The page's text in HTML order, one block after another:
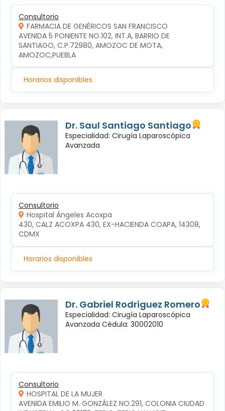
Consultorio
FARMACIA DE GENÉRICOS SAN FRANCISCO
AVENIDA 5 PONIENTE NO.102, INT.A, BARRIO DE
SANTIAGO, C.P.72980, AMOZOC DE MOTA,
AMOZOC,PUEBLA
Horarios disponibles
Dr. Saul Santiago Santiago
Especialidad: Cirugía Laparoscópica
Avanzada
Consultorio
Hospital Ángeles Acoxpa
430, CALZ ACOXPA 430, EX-HACIENDA COAPA, 14308,
CDMX
Horarios disponibles
Dr. Gabriel Rodriguez Romero
Especialidad: Cirugía Laparoscópica
Avanzada Cédula: 30002010
Consultorio
HOSPITAL DE LA MUJER
AVENIDA EMILIO M. GONZÁLEZ NO.291, COLONIA CIUDAD